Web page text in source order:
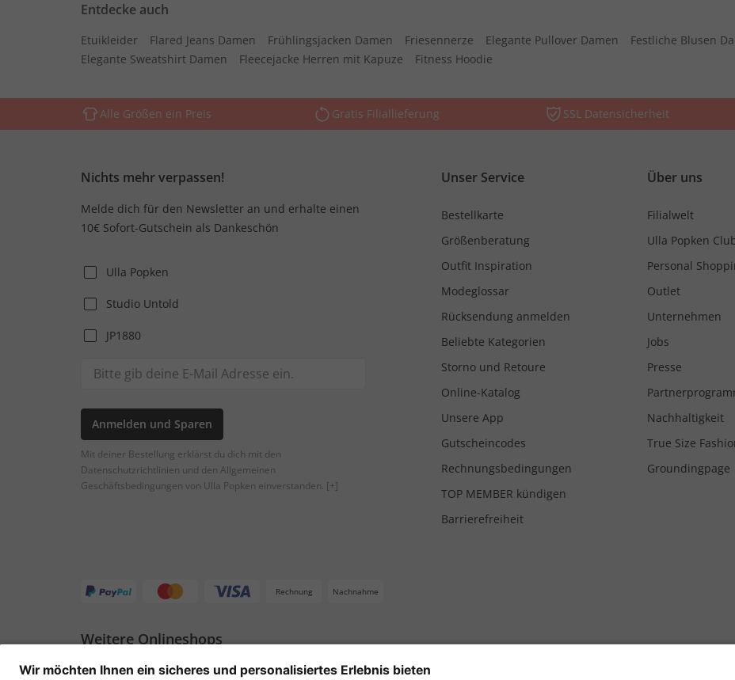
Entdecke auch
Etuikleider Flared Jeans Damen Frühlingsjacken Damen Friesennerze Elegante Pullover Damen Festliche Blusen
Elegante Sweatshirt Damen
Fleecejacke Herren mit Kapuze Fitness Hoodie
Alle Größen ein Preis Gratis Filiallieferung SSL Datensicherheit
Nichts mehr verpassen!
Melde dich für den Newsletter an und erhalte einen
10€ Sofort-Gutschein als Dankeschön
Ulla Popken
Studio Untold
JP1880
Anmelden und Sparen
Mit deiner Bestellung erklärst du dich mit den
Datenschutzrichtlinien und den Allgemeinen
Geschäftsbedingungen von Ulla Popken einverstanden. [+]
Unser Service
Bestellkarte
Größenberatung
Outfit Inspiration
Modeglossar
Rücksendung anmelden
Beliebte Kategorien
Storno und Retoure
Online-Katalog
Unsere App
Gutscheincodes
Rechnungsbedingungen
TOP MEMBER kündigen
Barrierefreiheit
Über uns
Filialwelt
Ulla Popken
Personal
Outlet
Unternehmen
Jobs
Presse
Nachhaltigkeit
True Size
Groundingpage
Rechnung Nachnahme
Weitere Onlineshops
Deutschland